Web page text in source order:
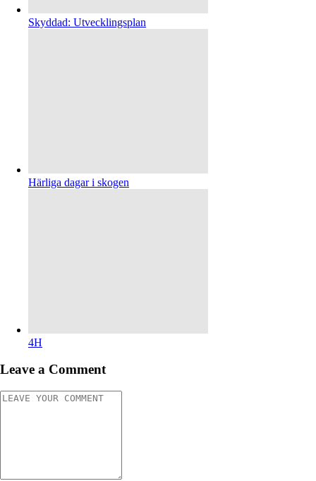
Skyddad: Utvecklingsplan
Härliga dagar i skogen
4H
Leave a Comment